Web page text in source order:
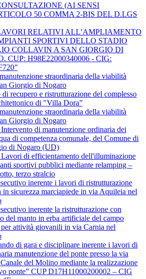
(AI SENSI
50 COMMA 2-BIS DEL D.LGS
RELATIVI ALL’AMPLIAMENTO
SPORTIVI DELLO STADIO
COLLAVIN A SAN GIORGIO DI
CUP: H98E22000340006 - CIG:
straordinaria della viabilità
Giorgio di Nogaro
recupero e ristrutturazione del complesso
di "Villa Dora”
straordinaria della viabilità
Giorgio di Nogaro
di manutenzione ordinaria dei
di competenza comunale, del Comune di
di Nogaro (UD)
di efficientamento dell'illuminazione
sportivi pubblici mediante relamping –
terzo stralcio
inerente i lavori di ristrutturazione
in sicurezza marciapiede in via Aquileia nel
inerente la ristrutturazione con
del manto in erba artificiale del campo
attività giovanili in via Carnia nel
di gara e disciplinare inerente i lavori di
manutenzione del ponte presso la via
del Molino mediante la realizzazione
ponte” CUP D17H11000200002 – CIG